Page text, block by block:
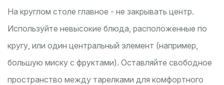
На круглом столе главное - не закрывать центр.
Используйте невысокие блюда, расположенные по
кругу, или один центральный элемент (например,
большую миску с фруктами). Оставляйте свободное
пространство между тарелками для комфортного